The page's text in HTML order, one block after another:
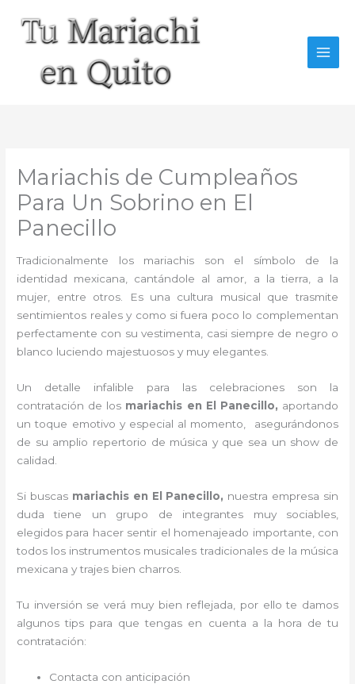
contenido
Mariachis de Cumpleaños
Para Un Sobrino en El
Panecillo
Tradicionalmente los mariachis son el símbolo de la
identidad mexicana, cantándole al amor, a la tierra, a la
mujer, entre otros. Es una cultura musical que trasmite
sentimientos reales y como si fuera poco lo complementan
perfectamente con su vestimenta, casi siempre de negro o
blanco luciendo majestuosos y muy elegantes.
Un detalle infalible para las celebraciones son la
contratación de los mariachis en El Panecillo, aportando
un toque emotivo y especial al momento, asegurándonos
de su amplio repertorio de música y que sea un show de
calidad.
Si buscas mariachis en El Panecillo, nuestra empresa sin
duda tiene un grupo de integrantes muy sociables,
elegidos para hacer sentir el homenajeado importante, con
todos los instrumentos musicales tradicionales de la música
mexicana y trajes bien charros.
Tu inversión se verá muy bien reflejada, por ello te damos
algunos tips para que tengas en cuenta a la hora de tu
contratación:
Contacta con anticipación